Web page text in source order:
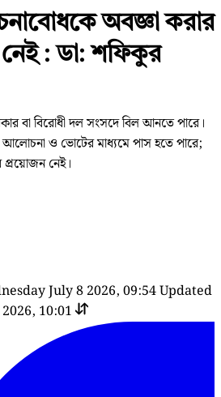
অবজ্ঞা করার
: ডা: শফিকুর
বা বিরোধী দল সংসদে বিল আনতে পারে।
আলোচনা ও ভোটের মাধ্যমে পাস হতে পারে;
নেই।
July 8 2026, 09:54Updated
10:01